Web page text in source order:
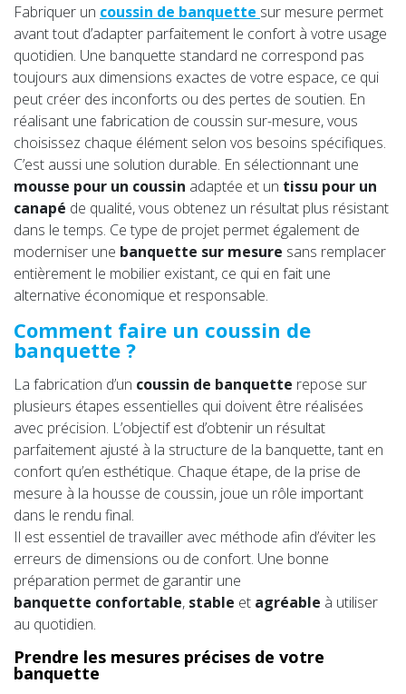
Fabriquer un coussin de banquette sur mesure permet
avant tout d’adapter parfaitement le confort à votre usage
quotidien. Une banquette standard ne correspond pas
toujours aux dimensions exactes de votre espace, ce qui
peut créer des inconforts ou des pertes de soutien. En
réalisant une fabrication de coussin sur-mesure, vous
choisissez chaque élément selon vos besoins spécifiques.
C’est aussi une solution durable. En sélectionnant une
mousse pour un coussin adaptée et un tissu pour un
canapé de qualité, vous obtenez un résultat plus résistant
dans le temps. Ce type de projet permet également de
moderniser une banquette sur mesure sans remplacer
entièrement le mobilier existant, ce qui en fait une
alternative économique et responsable.
Comment faire un coussin de
banquette ?
La fabrication d’un coussin de banquette repose sur
plusieurs étapes essentielles qui doivent être réalisées
avec précision. L’objectif est d’obtenir un résultat
parfaitement ajusté à la structure de la banquette, tant en
confort qu’en esthétique. Chaque étape, de la prise de
mesure à la housse de coussin, joue un rôle important
dans le rendu final.
Il est essentiel de travailler avec méthode afin d’éviter les
erreurs de dimensions ou de confort. Une bonne
préparation permet de garantir une
banquette confortable, stable et agréable à utiliser
au quotidien.
Prendre les mesures précises de votre
banquette